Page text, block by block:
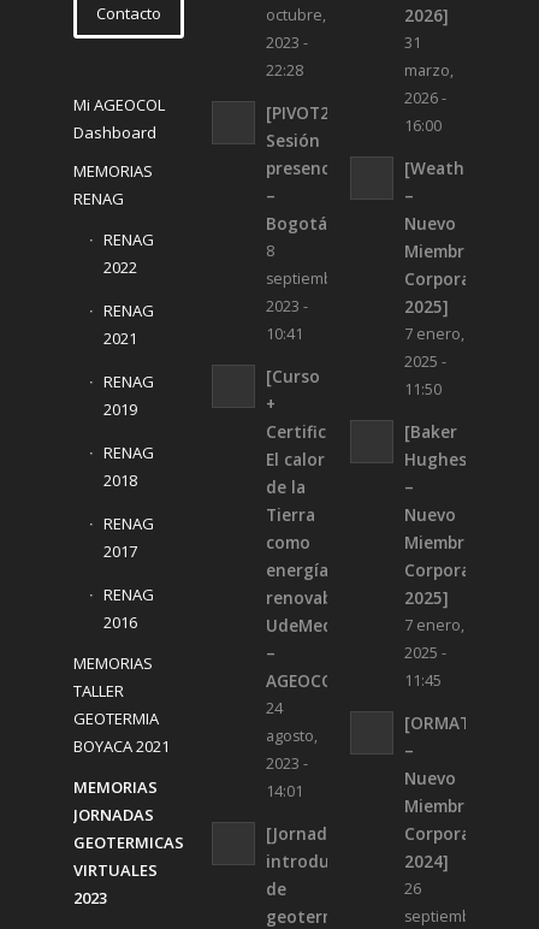
Contacto
Mi AGEOCOL
Dashboard
MEMORIAS
RENAG
RENAG
2022
RENAG
2021
RENAG
2019
RENAG
2018
RENAG
2017
RENAG
2016
MEMORIAS
TALLER
GEOTERMIA
BOYACA 2021
MEMORIAS
JORNADAS
GEOTERMICAS
VIRTUALES
2023
octubre,
2023 -
22:28
[PIVOT2023
Sesión
presencial
–
Bogotá]
8
septiembre,
2023 -
10:41
[Curso
+
Certificado:
El calor
de la
Tierra
como
energía
renovable.
UdeMedellin
–
AGEOCOL]
24
agosto,
2023 -
14:01
[Jornadas
introductorias
de
geotermia
2026]
31
marzo,
2026 -
16:00
[Weatherford
–
Nuevo
Miembro
Corporativo
2025]
7 enero,
2025 -
11:50
[Baker
Hughes
–
Nuevo
Miembro
Corporativo
2025]
7 enero,
2025 -
11:45
[ORMAT
–
Nuevo
Miembro
Corporativo
2024]
26
septiembre,